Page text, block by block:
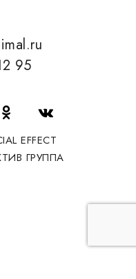
95
EFFECT
ГРУППА